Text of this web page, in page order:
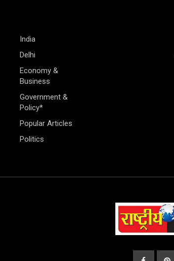
India
Delhi
Economy &
Business
Government &
Policy*
Popular Articles
Politics